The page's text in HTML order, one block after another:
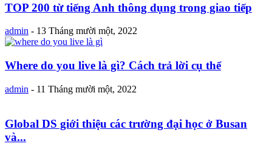
TOP 200 từ tiếng Anh thông dụng trong giao tiếp
admin - 13 Tháng mười một, 2022
Where do you live là gì? Cách trả lời cụ thể
admin - 11 Tháng mười một, 2022
Global DS giới thiệu các trường đại học ở Busan
và...